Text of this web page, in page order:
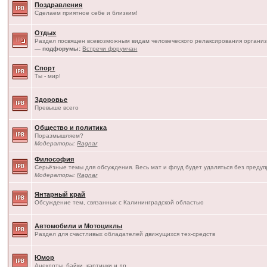
Поздравления
Сделаем приятное себе и близким!
Отдых
Раздел посвящен всевозможным видам человеческого релаксирования
— подфорумы: Встречи форумчан
Спорт
Ты - мир!
Здоровье
Превыше всего
Общество и политика
Поразмышляем?
Модераторы:Ragnar
Философия
Серьёзные темы для обсуждения. Весь мат и флуд будет удаляться без
Модераторы:Ragnar
Янтарный край
Обсуждение тем, связанных с Калининградской областью
Автомобили и Мотоциклы
Раздел для счастливых обладателей движущихся тех-средств
Юмор
Анекдоты, байки, картинки и др.